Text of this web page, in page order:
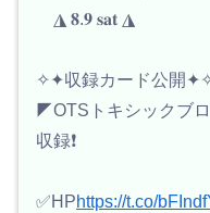
◮ 𝟖.𝟗 𝐬𝐚𝐭 ◮
✧✦収録カード公開
◤OTSトキシックブ
収録❗️
✅HPhttps://t.co/